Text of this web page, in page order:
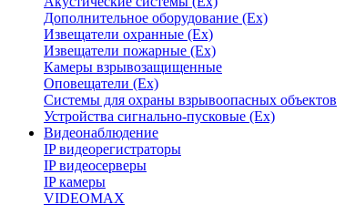
Дополнительное оборудование (Ex)
Извещатели охранные (Ex)
Извещатели пожарные (Ex)
Камеры взрывозащищенные
Оповещатели (Ex)
Системы для охраны взрывоопасных объектов
Устройства сигнально-пусковые (Ex)
Видеонаблюдение
IP видеорегистраторы
IP видеосерверы
IP камеры
VIDEOMAX